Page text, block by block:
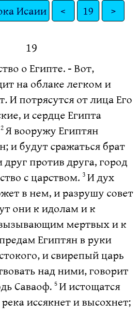
Исаии < 19 >
19
о Египте. - Вот,
на облаке легком и
И потрясутся от лица Его
и сердце Египта
2 Я вооружу Египтян
и будут сражаться брат
против друга, город
с царством. 3 И дух
в нем, и разрушу совет
они к идолам и к
мертвых и к
Египтян в руки
и свирепый царь
над ними, говорит
Саваоф. 5 И истощатся
иссякнет и высохнет;